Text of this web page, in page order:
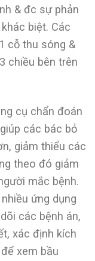
& đc sự phản
biệt. Các
cỗ thu sóng &
chiều bên trên
cụ chẩn đoán
các bác bỏ
giảm thiểu các
theo đó giảm
mắc bệnh.
ứng dụng
các bệnh án,
xác định kích
xem bầu